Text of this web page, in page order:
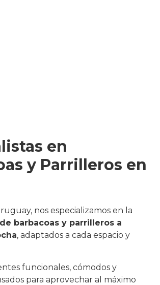
en
y Parrilleros en
nos especializamos en la
barbacoas y parrilleros a
, adaptados a cada espacio y
funcionales, cómodos y
para aprovechar al máximo